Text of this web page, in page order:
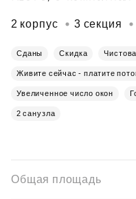
2 корпус 3 секция
Сданы Скидка
Живите сейчас - платите
Увеличенное число окон
2 санузла
Общая площадь